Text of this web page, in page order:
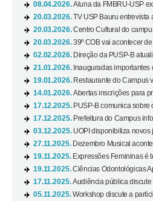
08.04.2026.Aluna da FMBRU-USP
20.03.2026.TV USP Bauru entrevista
20.03.2026.Centro Cultural do
20.03.2026.39º COB vai acontecer
02.02.2026. Direção da PUSP-B
21.01.2026. Inauguradas
19.01.2026. Restaurante do Campus
14.01.2026.Abertas inscrições para
17.12.2025. PUSP-B comunica sobre
17.12.2025. Prefeitura do Campus
03.12.2025. UOPI disponibiliza novos
27.11.2025. Dezembro Musical
19.11.2025. Expressões Femininas é
19.11.2025.Ciências Odontológicas
17.11.2025.Audiência pública
05.11.2025.Workshop discute a